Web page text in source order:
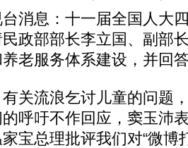
息：十一届全国人大
政部部长李立国、副部
老服务体系建设，并回
流浪乞讨儿童的问题
呼吁不作回应，窦玉沛
宝总理批评我们对“微博